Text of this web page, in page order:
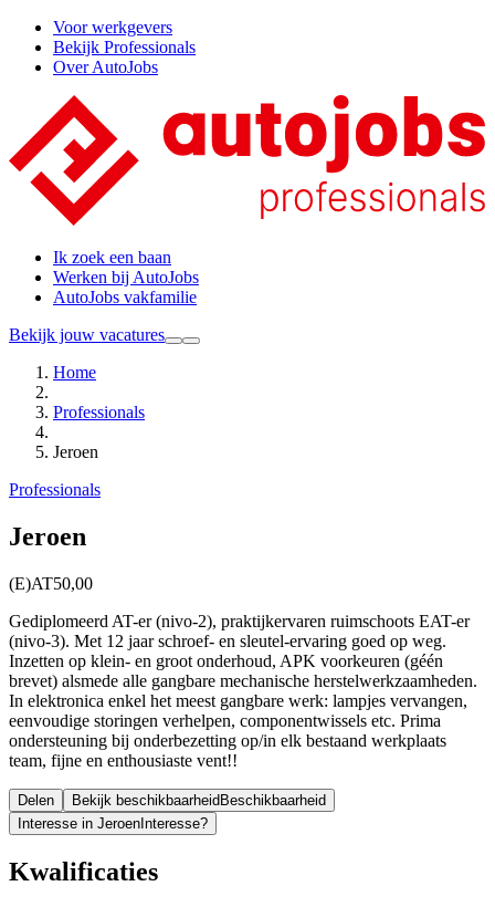
Voor werkgevers
Bekijk Professionals
Over AutoJobs
Ik zoek een baan
Werken bij AutoJobs
AutoJobs vakfamilie
Bekijk jouw vacatures
Home
Professionals
Jeroen
Professionals
Jeroen
(E)AT50,00
Gediplomeerd AT-er (nivo-2), praktijkervaren ruimschoots EAT-er
(nivo-3). Met 12 jaar schroef- en sleutel-ervaring goed op weg.
Inzetten op klein- en groot onderhoud, APK voorkeuren (géén
brevet) alsmede alle gangbare mechanische herstelwerkzaamheden.
In elektronica enkel het meest gangbare werk: lampjes vervangen,
eenvoudige storingen verhelpen, componentwissels etc. Prima
ondersteuning bij onderbezetting op/in elk bestaand werkplaats
team, fijne en enthousiaste vent!!
Delen Bekijk beschikbaarheidBeschikbaarheid
Interesse in JeroenInteresse?
Kwalificaties